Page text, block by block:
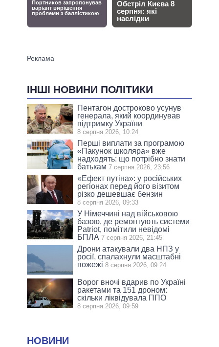
ІНШІ НОВИНИ ПОЛІТИКИ
Пентагон достроково усунув
генерала, який координував
підтримку України
8 серпня 2026, 10:24
Перші виплати за програмою
«Пакунок школяра» вже
надходять: що потрібно знати
батькам 7 серпня 2026, 23:56
«Ефект путіна»: у російських
регіонах перед його візитом
різко дешевшає бензин
8 серпня 2026, 09:33
У Німеччині над військовою
базою, де ремонтують системи
Patriot, помітили невідомі
БПЛА 7 серпня 2026, 21:45
Дрони атакували два НПЗ у
росії, спалахнули масштабні
пожежі 8 серпня 2026, 09:24
Ворог вночі вдарив по Україні
ракетами та 151 дроном:
скільки ліквідувала ППО
8 серпня 2026, 09:59
НОВИНИ